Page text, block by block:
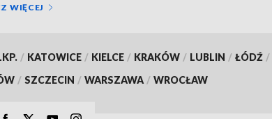
WIĘCEJ
/ KATOWICE / KIELCE / KRAKÓW / LUBLIN / ŁÓDŹ /
/ SZCZECIN / WARSZAWA / WROCŁAW